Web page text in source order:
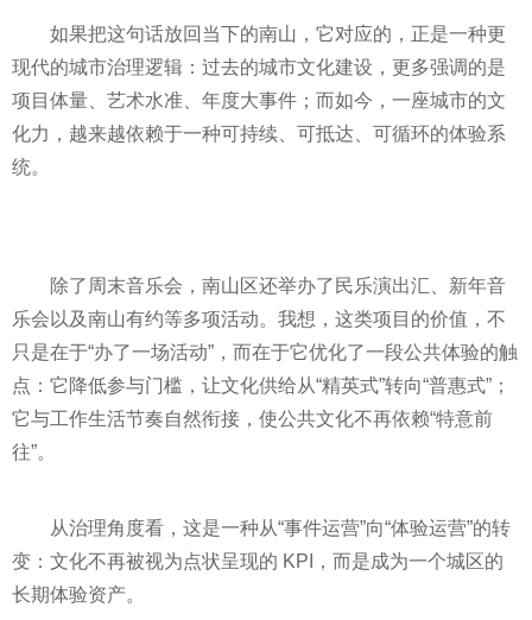
如果把这句话放回当下的南山，它对应的，正是一种更
现代的城市治理逻辑：过去的城市文化建设，更多强调的是
项目体量、艺术水准、年度大事件；而如今，一座城市的文
化力，越来越依赖于一种可持续、可抵达、可循环的体验系
统。
除了周末音乐会，南山区还举办了民乐演出汇、新年音
乐会以及南山有约等多项活动。我想，这类项目的价值，不
只是在于“办了一场活动”，而在于它优化了一段公共体验的触
点：它降低参与门槛，让文化供给从“精英式”转向“普惠式”；
它与工作生活节奏自然衔接，使公共文化不再依赖“特意前
往”。
从治理角度看，这是一种从“事件运营”向“体验运营”的转
变：文化不再被视为点状呈现的 KPI，而是成为一个城区的
长期体验资产。